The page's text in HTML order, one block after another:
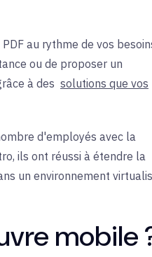
au rythme de vos
ou de proposer un
à des solutions que vos
d'employés avec la
ils ont réussi à étendre la
un environnement
mobile